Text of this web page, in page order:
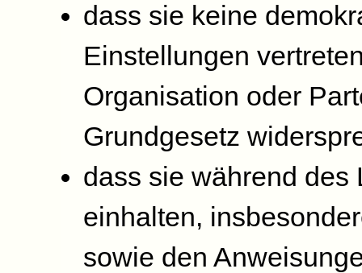
dass sie keine
Einstellungen
Organisation oder
Grundgesetz
dass sie während des
einhalten,
sowie den